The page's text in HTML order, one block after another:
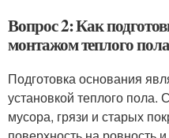
Вопрос 2: Как
монтажом теплого пола
Подготовка основания
установкой теплого пола.
мусора, грязи и старых